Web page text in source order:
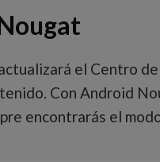
el Centro
Con Android
encontrarás el